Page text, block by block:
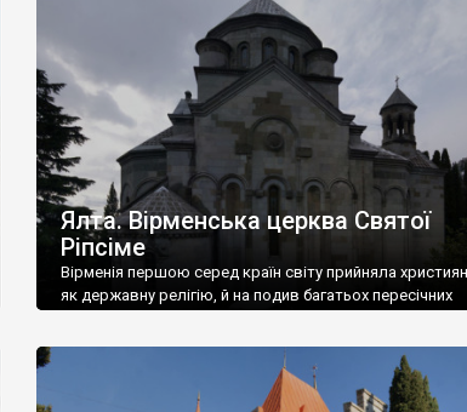
називаються «повстяками» (postaki)…” “Вино. Крим
виробляє відмінне вино і його вдосталь: воно все
легке біле і дуже […]
Ялта. Вірменська церква Святої
Ріпсіме
Вірменія першою серед країн світу прийняла
як державну релігію, й на подив багатьох пересічних